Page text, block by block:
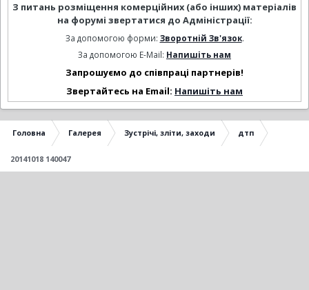
З питань розміщення комерційних (або інших) матеріалів
на форумі звертатися до Адміністрації:
За допомогою форми: Зворотній Зв'язок.
За допомогою E-Mail: Напишіть нам
Запрошуємо до співпраці партнерів!
Звертайтесь на Email: Напишіть нам
Головна Галерея Зустрічі, зліти, заходи дтп
20141018 140047